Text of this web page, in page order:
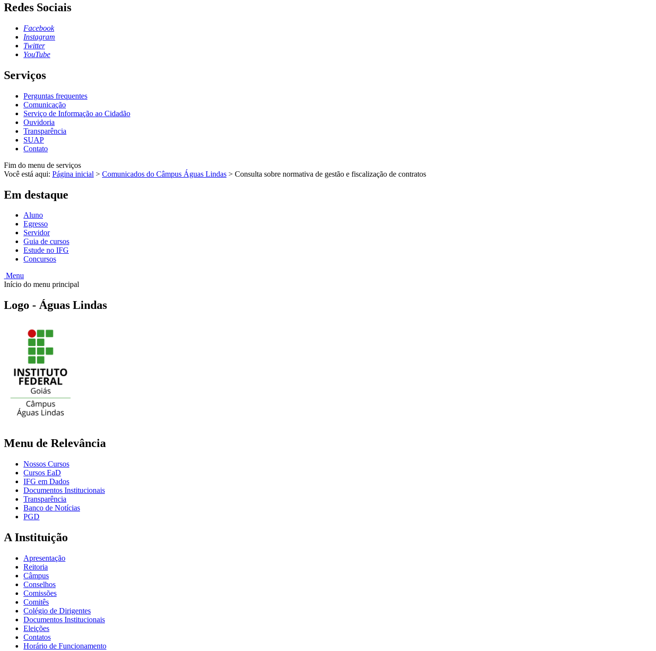
Redes Sociais
Facebook
Instagram
Twitter
YouTube
Serviços
Perguntas frequentes
Comunicação
Serviço de Informação ao Cidadão
Ouvidoria
Transparência
SUAP
Contato
Fim do menu de serviços
Você está aqui: Página inicial > Comunicados do Câmpus Águas Lindas > Consulta sobre normativa de gestão e fiscalização de contratos
Em destaque
Aluno
Egresso
Servidor
Guia de cursos
Estude no IFG
Concursos
Menu
Início do menu principal
Logo - Águas Lindas
Menu de Relevância
Nossos Cursos
Cursos EaD
IFG em Dados
Documentos Institucionais
Transparência
Banco de Notícias
PGD
A Instituição
Apresentação
Reitoria
Câmpus
Conselhos
Comissões
Comitês
Colégio de Dirigentes
Documentos Institucionais
Eleições
Contatos
Horário de Funcionamento